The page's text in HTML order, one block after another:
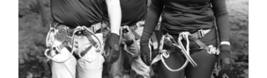
Vacatures
Contact